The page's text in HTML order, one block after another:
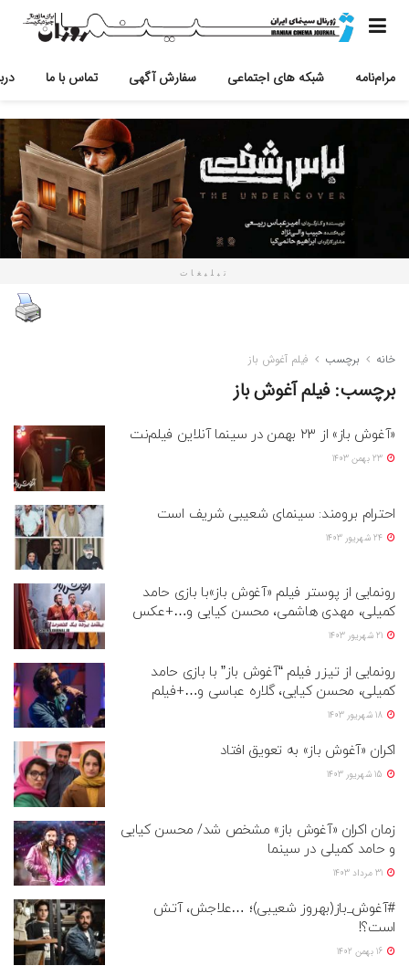
مرام‌نامه شبکه های اجتماعی سفارش آگهی تماس با ما
تبلیغات
خانه برچسب فیلم آغوش باز
برچسب:فیلم آغوش باز
«آغوش باز» از ۲۳ بهمن در سینما آنلاین فیلم‌نت
احترام برومند: سینمای شعیبی شریف است
رونمایی از پوستر فیلم «آغوش باز»با بازی حامد
کمیلی، مهدی هاشمی، محسن کیایی و…+عکس
رونمایی از تیزر فیلم “آغوش باز” با بازی حامد
کمیلی، محسن کیایی، گلاره عباسی و…+فیلم
اکران «آغوش باز» به تعویق افتاد
زمان اکران «آغوش باز» مشخص شد/ محسن کیایی
و حامد کمیلی در سینما
#آغوش_باز(بهروز شعیبی)؛ …علاجش، آتش
است؟!